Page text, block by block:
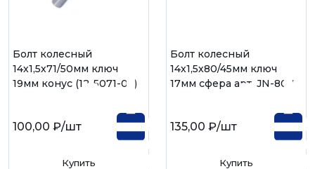
Болт колесный
14х1,5х71/50мм ключ
19мм конус (12-5071-09)
100,00 ₽/шт
Купить
Болт колесный
14х1,5х80/45мм ключ
17мм сфера арт. JN-807
135,00 ₽/шт
Купить